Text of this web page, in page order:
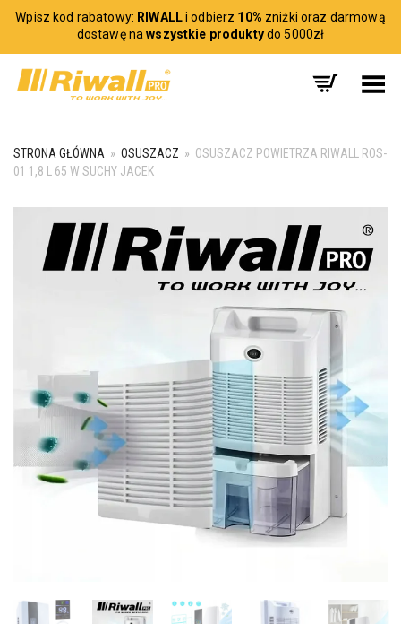
Wpisz kod rabatowy: RIWALLi odbierz 10% zniżki oraz darmową
dostawę nawszystkie produktydo 5000zł
Toggle Menu
STRONA GŁÓWNA » OSUSZACZ » OSUSZACZ POWIETRZA RIWALL ROS-
01 1,8 L 65 W SUCHY JACEK